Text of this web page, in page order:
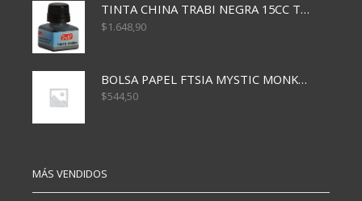
TINTA CHINA TRABI NEGRA 15CC TR3460
$1.648,90
BOLSA PAPEL FTSIA MYSTIC MONKEY 14/08/20
$544,50
MÁS VENDIDOS